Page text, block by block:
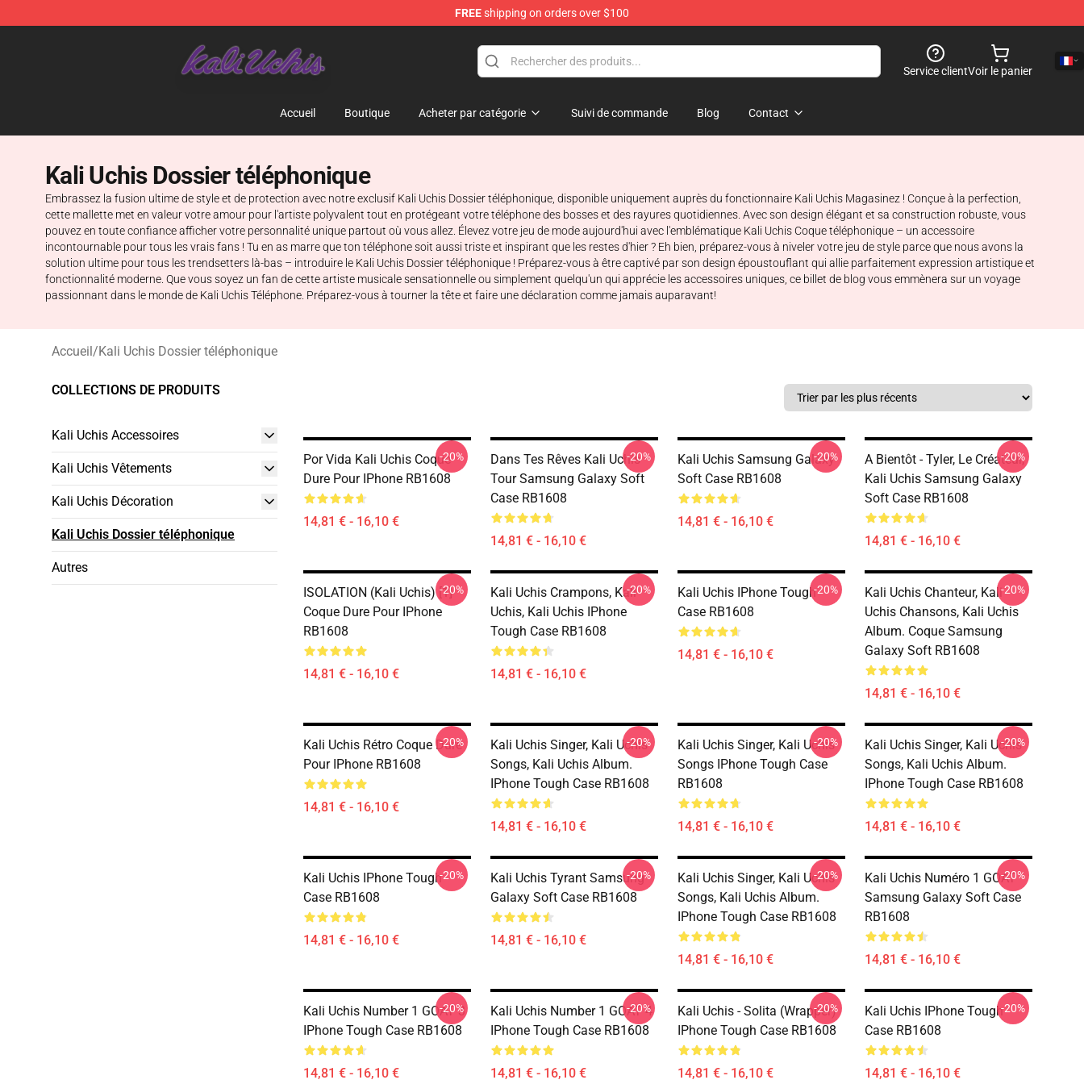
FREEshipping on orders over $100
Service clientVoir le panier
Accueil Boutique Acheter par catégorie Suivi de commande Blog Contact
Kali Uchis Dossier téléphonique
Embrassez la fusion ultime de style et de protection avec notre exclusif Kali Uchis Dossier téléphonique, disponible uniquement auprès du fonctionnaire Kali Uchis Magasinez ! Conçue à la perfection,
cette mallette met en valeur votre amour pour l'artiste polyvalent tout en protégeant votre téléphone des bosses et des rayures quotidiennes. Avec son design élégant et sa construction robuste, vous
pouvez en toute confiance afficher votre personnalité unique partout où vous allez. Élevez votre jeu de mode aujourd'hui avec l'emblématique Kali Uchis Coque téléphonique – un accessoire
incontournable pour tous les vrais fans ! Tu en as marre que ton téléphone soit aussi triste et inspirant que les restes d'hier ? Eh bien, préparez-vous à niveler votre jeu de style parce que nous avons la
solution ultime pour tous les trendsetters là-bas – introduire le Kali Uchis Dossier téléphonique ! Préparez-vous à être captivé par son design époustouflant qui allie parfaitement expression artistique et
fonctionnalité moderne. Que vous soyez un fan de cette artiste musicale sensationnelle ou simplement quelqu'un qui apprécie les accessoires uniques, ce billet de blog vous emmènera sur un voyage
passionnant dans le monde de Kali Uchis Téléphone. Préparez-vous à tourner la tête et faire une déclaration comme jamais auparavant!
Accueil/Kali Uchis Dossier téléphonique
COLLECTIONS DE PRODUITS
Kali Uchis Accessoires
Kali Uchis Vêtements
Kali Uchis Décoration
Kali Uchis Dossier téléphonique
Autres
Por Vida Kali Uchis Coque
Dure Pour IPhone RB1608
14,81 € - 16,10 €
-20%
Dans Tes Rêves Kali Uchis
Tour Samsung Galaxy Soft
Case RB1608
14,81 € - 16,10 €
-20%
Kali Uchis Samsung Galaxy
Soft Case RB1608
14,81 € - 16,10 €
-20%
A Bientôt - Tyler, Le Créateur,
Kali Uchis Samsung Galaxy
Soft Case RB1608
14,81 € - 16,10 €
-20%
ISOLATION (Kali Uchis) [1]
Coque Dure Pour IPhone
RB1608
14,81 € - 16,10 €
-20%
Kali Uchis Crampons, Kali
Uchis, Kali Uchis IPhone
Tough Case RB1608
14,81 € - 16,10 €
-20%
Kali Uchis IPhone Tough
Case RB1608
14,81 € - 16,10 €
-20%
Kali Uchis Chanteur, Kali
Uchis Chansons, Kali Uchis
Album. Coque Samsung
Galaxy Soft RB1608
14,81 € - 16,10 €
-20%
Kali Uchis Rétro Coque Dure
Pour IPhone RB1608
14,81 € - 16,10 €
-20%
Kali Uchis Singer, Kali Uchis
Songs, Kali Uchis Album.
IPhone Tough Case RB1608
14,81 € - 16,10 €
-20%
Kali Uchis Singer, Kali Uchis
Songs IPhone Tough Case
RB1608
14,81 € - 16,10 €
-20%
Kali Uchis Singer, Kali Uchis
Songs, Kali Uchis Album.
IPhone Tough Case RB1608
14,81 € - 16,10 €
-20%
Kali Uchis IPhone Tough
Case RB1608
14,81 € - 16,10 €
-20%
Kali Uchis Tyrant Samsung
Galaxy Soft Case RB1608
14,81 € - 16,10 €
-20%
Kali Uchis Singer, Kali Uchis
Songs, Kali Uchis Album.
IPhone Tough Case RB1608
14,81 € - 16,10 €
-20%
Kali Uchis Numéro 1 GOAT
Samsung Galaxy Soft Case
RB1608
14,81 € - 16,10 €
-20%
Kali Uchis Number 1 GOAT 3
IPhone Tough Case RB1608
14,81 € - 16,10 €
-20%
Kali Uchis Number 1 GOAT 4
IPhone Tough Case RB1608
14,81 € - 16,10 €
-20%
Kali Uchis - Solita (wrapper)
IPhone Tough Case RB1608
14,81 € - 16,10 €
-20%
Kali Uchis IPhone Tough
Case RB1608
14,81 € - 16,10 €
-20%